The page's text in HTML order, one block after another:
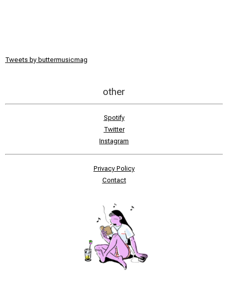
Tweets by buttermusicmag
other
Spotify
Twitter
Instagram
Privacy Policy
Contact